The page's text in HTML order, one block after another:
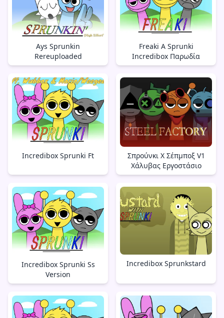
Ays Sprunkin
Rereuploaded
Freaki A Sprunki
Incredibox Παρωδία
Incredibox Sprunki Ft
Σπρούνκι Χ Σέπμποξ V1
Χάλυβας Εργοστάσιο
Incredibox Sprunki Ss
Version
Incredibox Sprunkstard